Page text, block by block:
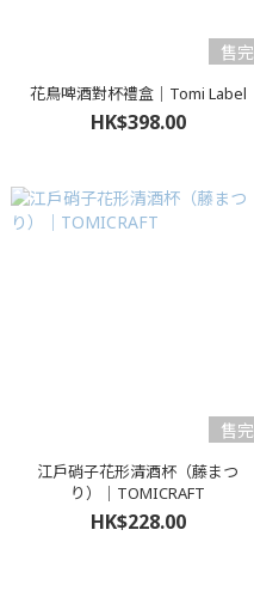
售完
花鳥啤酒對杯禮盒｜Tomi Label
HK$398.00
售完
江戶硝子花形清酒杯（藤まつ
り）｜TOMICRAFT
HK$228.00